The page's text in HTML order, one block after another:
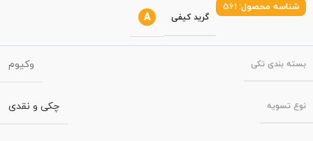
شناسه محصول: 561
گرید کیفی A
بسته‌ بندی تکی وکیوم
نوع تسویه چکی و نقدی